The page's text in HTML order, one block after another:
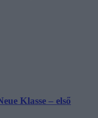
Klasse – első